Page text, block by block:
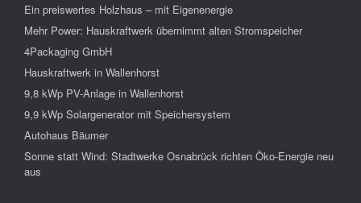
Ein preiswertes Holzhaus – mit Eigenenergie
Mehr Power: Hauskraftwerk übernimmt alten Stromspeicher
4Packaging GmbH
Hauskraftwerk in Wallenhorst
9,8 kWp PV-Anlage in Wallenhorst
9,9 kWp Solargenerator mit Speichersystem
Autohaus Bäumer
Sonne statt Wind: Stadtwerke Osnabrück richten Öko-Energie neu
aus